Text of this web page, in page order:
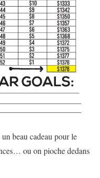
beau cadeau pour le
ou on pioche dedans